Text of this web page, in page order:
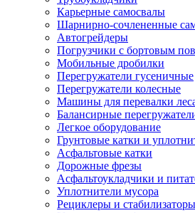
Карьерные самосвалы
Шарнирно-сочлененные
Автогрейдеры
Погрузчики с бортовым
Мобильные дробилки
Перегружатели гусеничные
Перегружатели колесные
Машины для перевалки
Балансирные
Легкое оборудование
Грунтовые катки и
Асфальтовые катки
Дорожные фрезы
Асфальтоукладчики и
Уплотнители мусора
Рециклеры и стабилизаторы